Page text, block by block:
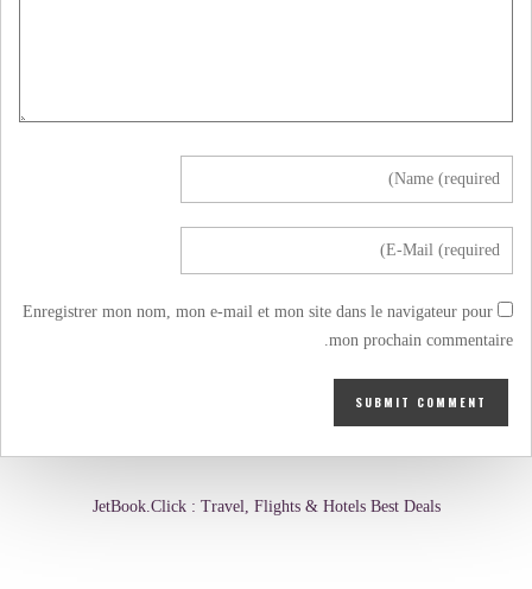
Enregistrer mon nom, mon e-mail et mon site dans le navigateur pour
mon prochain commentaire.
JetBook.Click : Travel, Flights & Hotels Best Deals